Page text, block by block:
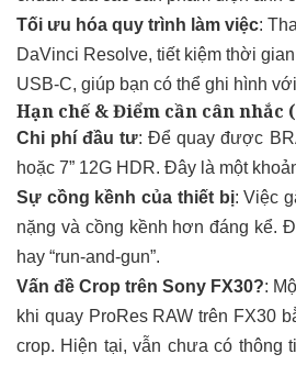
Tối ưu hóa quy trình làm việc:
DaVinci Resolve, tiết kiệm thời
USB-C, giúp bạn có thể ghi hình
Hạn chế & Điểm cần cân nhắc
Chi phí đầu tư: Để quay được
hoặc 7” 12G HDR. Đây là một
Sự cồng kềnh của thiết bị: Việc
nặng và cồng kềnh hơn đáng kể.
hay “run-and-gun”.
Vấn đề Crop trên Sony FX30?:
khi quay ProRes RAW trên FX30
crop. Hiện tại, vẫn chưa có thông